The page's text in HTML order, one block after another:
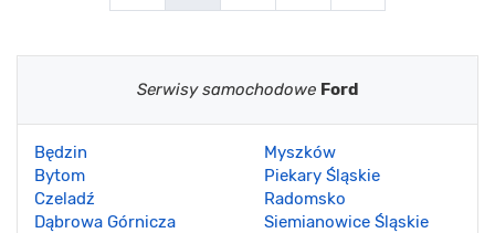
Serwisy samochodowe Ford
Będzin
Bytom
Czeladź
Dąbrowa Górnicza
Myszków
Piekary Śląskie
Radomsko
Siemianowice Śląskie